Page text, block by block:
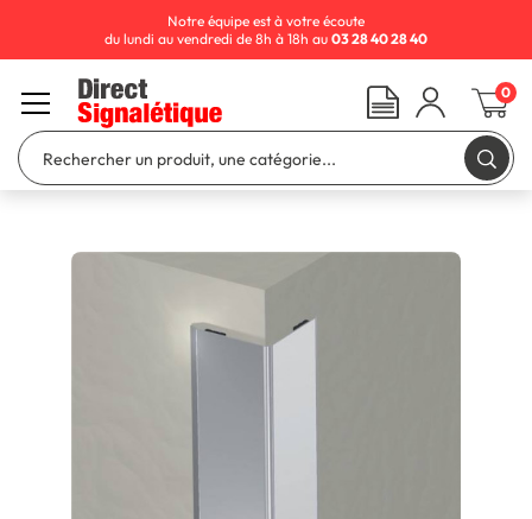
Notre équipe est à votre écoute
du lundi au vendredi de 8h à 18h au 03 28 40 28 40
0